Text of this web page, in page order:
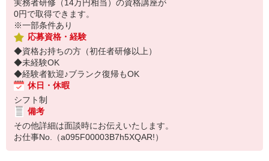
実務者研修（14万円相当）の資格講座が
0円で取得できます。
※一部条件あり
応募資格・経験
◆資格お持ちの方（初任者研修以上）
◆未経験OK
◆経験者歓迎♪ブランク復帰もOK
休日・休暇
シフト制
備考
その他詳細は面談時にお伝えいたします。
お仕事No.（a095F00003B7h5XQAR!）